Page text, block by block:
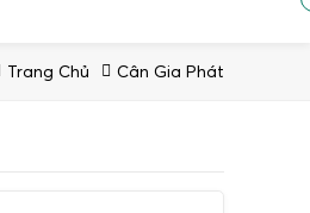
Trang Chủ Cân Gia Phát